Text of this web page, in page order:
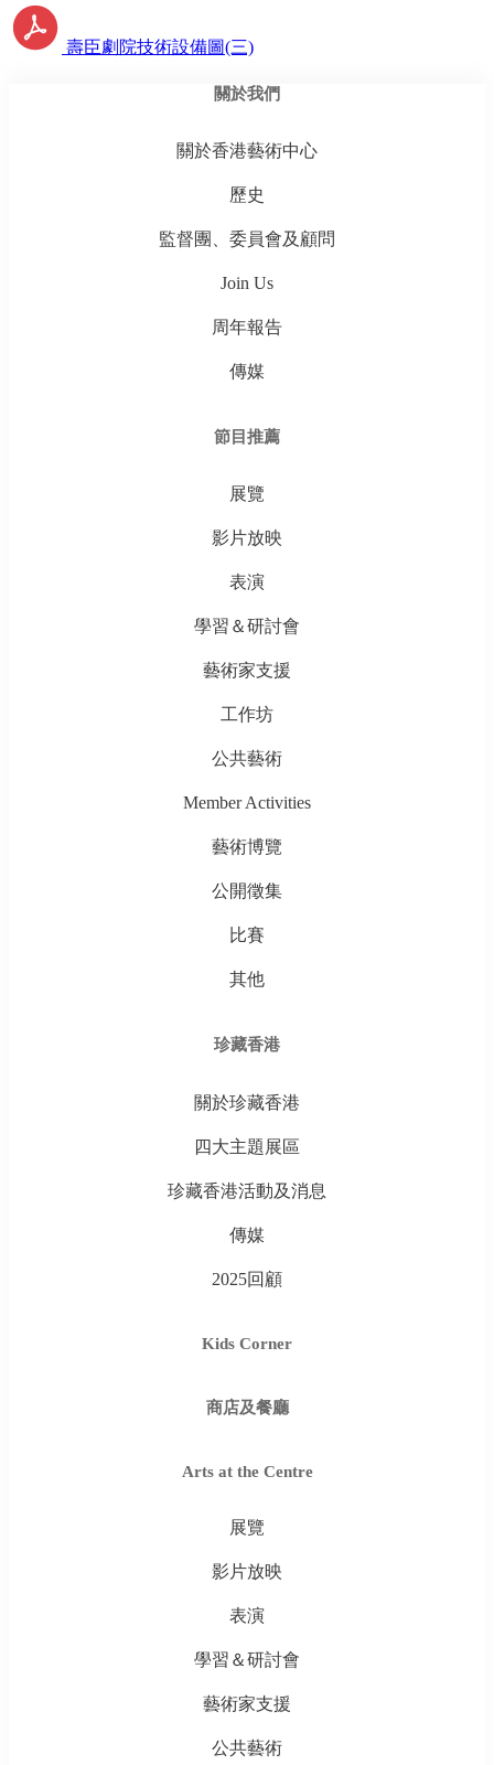
壽臣劇院技術設備圖(三)
關於我們
關於香港藝術中心
歷史
監督團、委員會及顧問
Join Us
周年報告
傳媒
節目推薦
展覽
影片放映
表演
學習＆研討會
藝術家支援
工作坊
公共藝術
Member Activities
藝術博覽
公開徵集
比賽
其他
珍藏香港
關於珍藏香港
四大主題展區
珍藏香港活動及消息
傳媒
2025回顧
Kids Corner
商店及餐廳
Arts at the Centre
展覽
影片放映
表演
學習＆研討會
藝術家支援
公共藝術